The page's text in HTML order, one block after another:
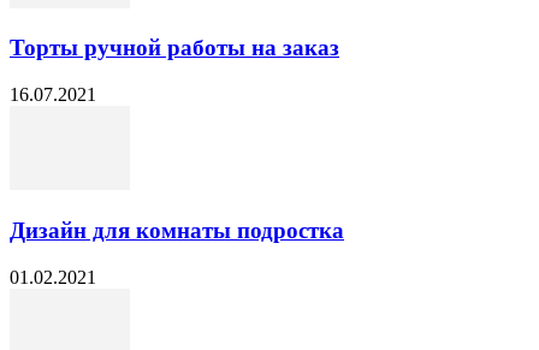
Торты ручной работы на заказ
16.07.2021
Дизайн для комнаты подростка
01.02.2021